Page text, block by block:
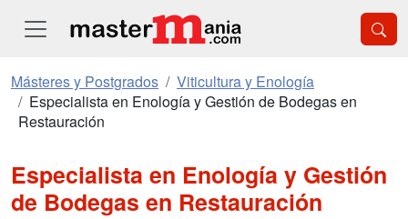
Másteres y Postgrados
Viticultura y Enología
Especialista en Enología y Gestión de Bodegas en
Restauración
Especialista en Enología y Gestión
de Bodegas en Restauración